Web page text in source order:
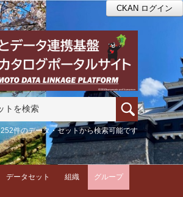
CKAN ログイン
252件のデータ・セットから検索可能です
データセット 組織 グループ